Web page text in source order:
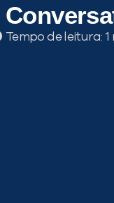
Tempo de leitura: